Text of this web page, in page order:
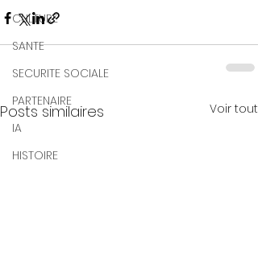
CULTURE
SANTE
SECURITE SOCIALE
PARTENAIRE
IA
HISTOIRE
Posts similaires Voir tout